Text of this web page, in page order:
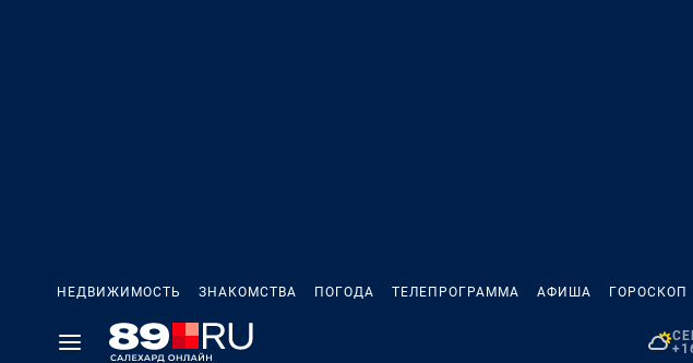
НЕДВИЖИМОСТЬ ЗНАКОМСТВА ПОГОДА ТЕЛЕПРОГРАММА АФИША ГОРОСКОП